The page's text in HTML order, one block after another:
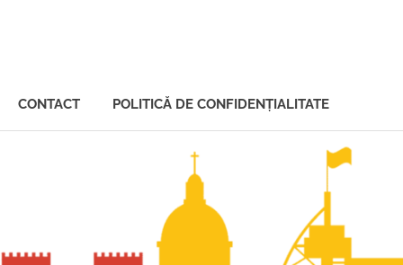
CONTACT POLITICĂ DE CONFIDENȚIALITATE